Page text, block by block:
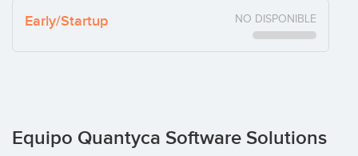
Early/Startup NO DISPONIBLE
Equipo Quantyca Software Solutions